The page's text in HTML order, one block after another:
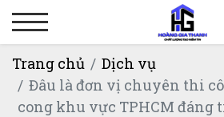
Trang chủ
Dịch vụ
Đâu là đơn vị chuyên thi
cong khu vực TPHCM đáng